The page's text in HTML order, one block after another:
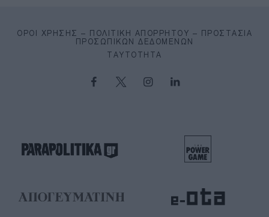
ΌΡΟΙ ΧΡΉΣΗΣ – ΠΟΛΙΤΙΚΉ ΑΠΟΡΡΉΤΟΥ – ΠΡΟΣΤΑΣΊΑ
ΠΡΟΣΩΠΙΚΏΝ ΔΕΔΟΜΈΝΩΝ
ΤΑΥΤΌΤΗΤΑ